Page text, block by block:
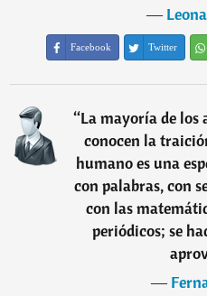
―
Facebook Twitter
“La mayoría de los
conocen la
humano es una
con palabras, con
con las
periódicos; se
―